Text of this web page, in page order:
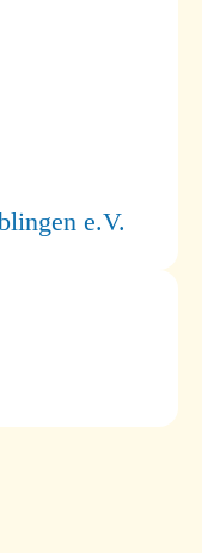
e.V.